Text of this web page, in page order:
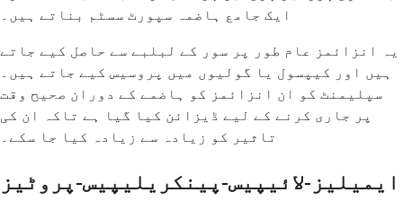
ایک جامع ہاضمہ سپورٹ سسٹم بناتے ہیں۔
یہ انزائمز عام طور پر سور کے لبلبے سے حاصل کیے جاتے
ہیں اور کیپسول یا گولیوں میں پروسیس کیے جاتے ہیں۔
سپلیمنٹ کو ان انزائمز کو ہاضمے کے دوران صحیح وقت
پر جاری کرنے کے لیے ڈیزائن کیا گیا ہے تاکہ ان کی
تاثیر کو زیادہ سے زیادہ کیا جا سکے۔
ایمیلیز-لائیپیس-پینکریلیپیس-پروٹیز